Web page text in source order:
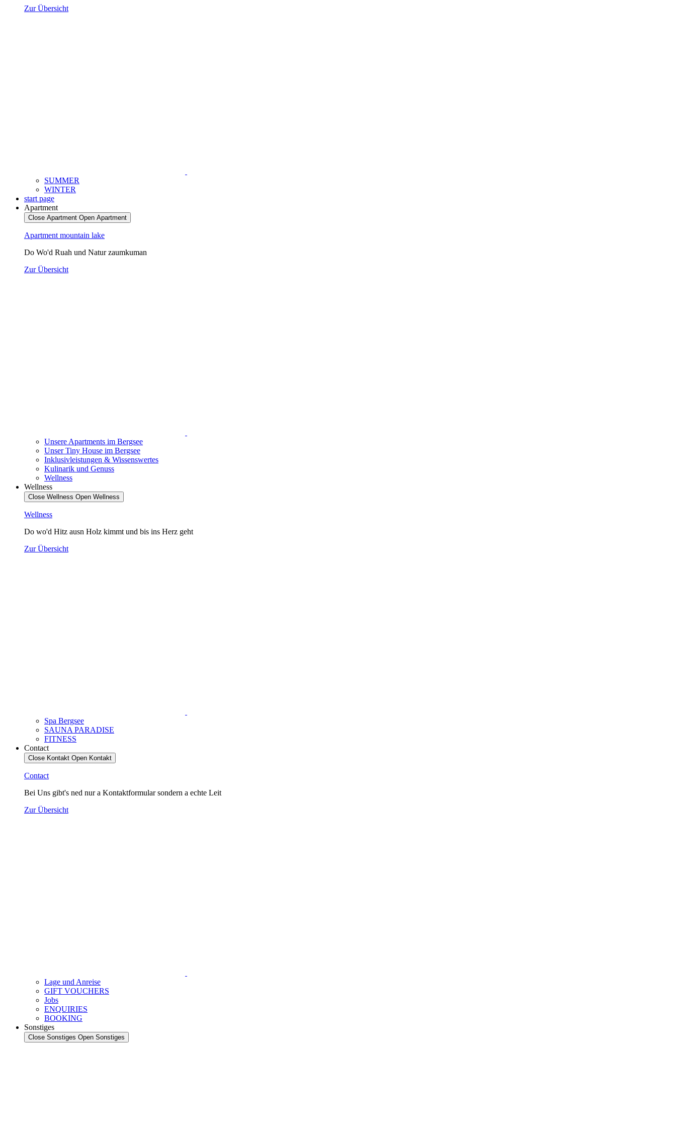
Zur Übersicht
SUMMER
WINTER
start page
Apartment
Close Apartment Open Apartment
Apartment mountain lake
Do Wo'd Ruah und Natur zaumkuman
Zur Übersicht
Unsere Apartments im Bergsee
Unser Tiny House im Bergsee
Inklusivleistungen & Wissenswertes
Kulinarik und Genuss
Wellness
Wellness
Close Wellness Open Wellness
Wellness
Do wo'd Hitz ausn Holz kimmt und bis ins Herz geht
Zur Übersicht
Spa Bergsee
SAUNA PARADISE
FITNESS
Contact
Close Kontakt Open Kontakt
Contact
Bei Uns gibt's ned nur a Kontaktformular sondern a echte Leit
Zur Übersicht
Lage und Anreise
GIFT VOUCHERS
Jobs
ENQUIRIES
BOOKING
Sonstiges
Close Sonstiges Open Sonstiges